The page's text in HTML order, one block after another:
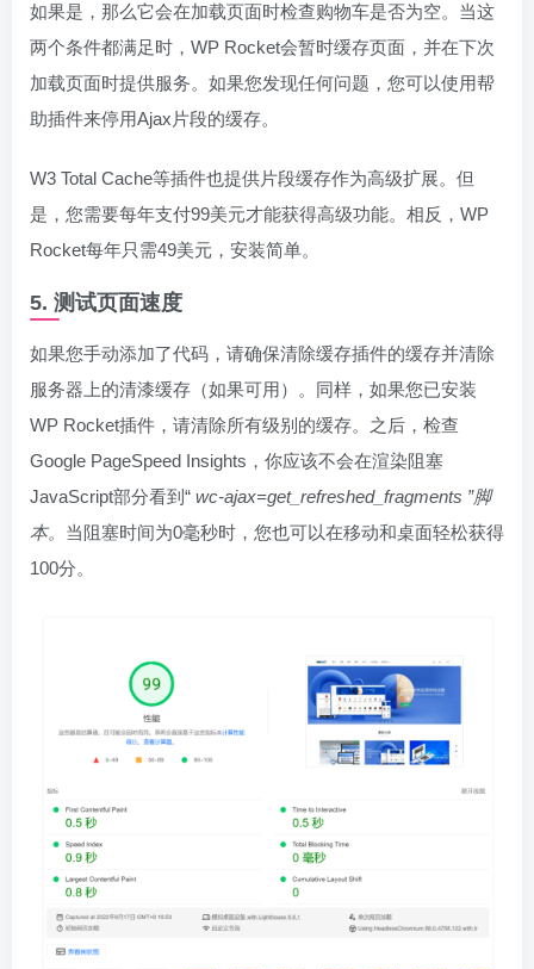
如果是，那么它会在加载页面时检查购物车是否为空。当这
两个条件都满足时，WP Rocket会暂时缓存页面，并在下次
加载页面时提供服务。如果您发现任何问题，您可以使用帮
助插件来停用Ajax片段的缓存。
W3 Total Cache等插件也提供片段缓存作为高级扩展。但
是，您需要每年支付99美元才能获得高级功能。相反，WP
Rocket每年只需49美元，安装简单。
5. 测试页面速度
如果您手动添加了代码，请确保清除缓存插件的缓存并清除
服务器上的清漆缓存（如果可用）。同样，如果您已安装
WP Rocket插件，请清除所有级别的缓存。之后，检查
Google PageSpeed Insights，你应该不会在渲染阻塞
JavaScript部分看到“ wc-ajax=get_refreshed_fragments ”脚
本。 当阻塞时间为0毫秒时，您也可以在移动和桌面轻松获得
100分。